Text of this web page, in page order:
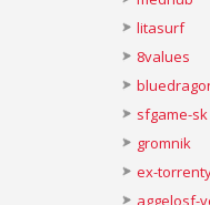
litasurf
8values
sfgame-sk
gromnik
ex-
aggelosf-